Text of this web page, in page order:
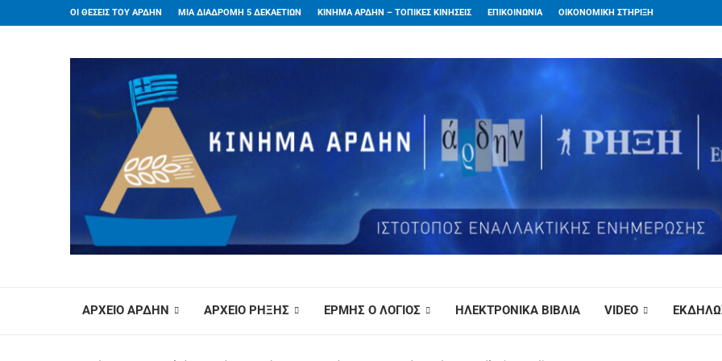
ΟΙ ΘΕΣΕΙΣ ΤΟΥ ΑΡΔΗΝ ΜΙΑ ΔΙΑΔΡΟΜΗ 5 ΔΕΚΑΕΤΙΩΝ ΚΙΝΗΜΑ ΑΡΔΗΝ – ΤΟΠΙΚΕΣ ΚΙΝΗΣΕΙΣ ΕΠΙΚΟΙΝΩΝΙΑ ΟΙΚΟΝΟΜΙΚΗ ΣΤΗΡΙΞΗ
ΑΡΧΕΙΟ ΑΡΔΗΝ ΑΡΧΕΙΟ ΡΗΞΗΣ ΕΡΜΗΣ Ο ΛΟΓΙΟΣ ΗΛΕΚΤΡΟΝΙΚΑ ΒΙΒΛΙΑ VIDEO